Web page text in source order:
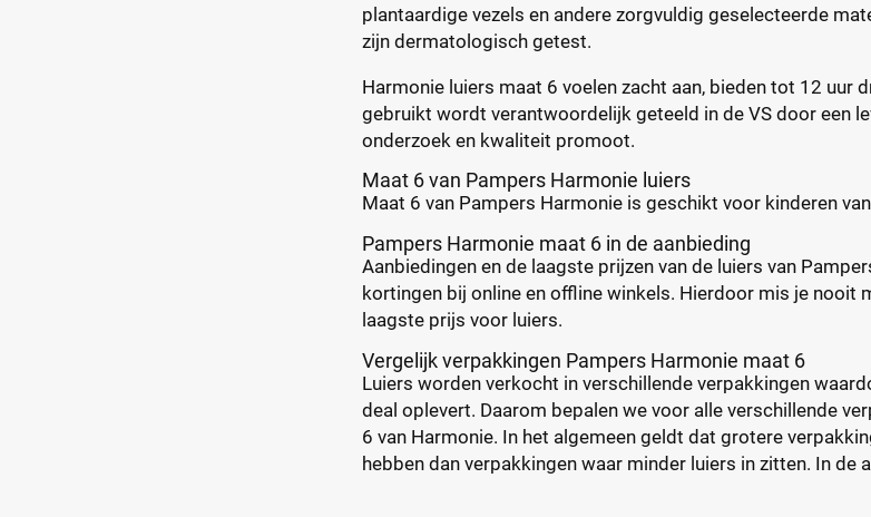
plantaardige vezels en andere zorgvuldig geselecteerde
zijn dermatologisch getest.
Harmonie luiers maat 6 voelen zacht aan, bieden tot 12 uur
gebruikt wordt verantwoordelijk geteeld in de VS door een
onderzoek en kwaliteit promoot.
Maat 6 van Pampers Harmonie luiers
Maat 6 van Pampers Harmonie is geschikt voor kinderen
Pampers Harmonie maat 6 in de aanbieding
Aanbiedingen en de laagste prijzen van de luiers van
kortingen bij online en offline winkels. Hierdoor mis je nooit
laagste prijs voor luiers.
Vergelijk verpakkingen Pampers Harmonie maat 6
Luiers worden verkocht in verschillende verpakkingen
deal oplevert. Daarom bepalen we voor alle verschillende
6 van Harmonie. In het algemeen geldt dat grotere
hebben dan verpakkingen waar minder luiers in zitten. In